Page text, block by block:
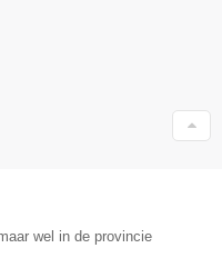
wel in de provincie